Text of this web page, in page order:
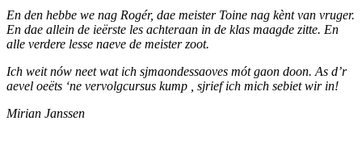
En den hebbe we nag Rogér, dae meister Toine nag kènt van vruger.
En dae allein de ieërste les achteraan in de klas maagde zitte. En
alle verdere lesse naeve de meister zoot.
Ich weit nów neet wat ich sjmaondessaoves mót gaon doon. As d’r
aevel oeëts ‘ne vervolgcursus kump , sjrief ich mich sebiet wir in!
Mirian Janssen